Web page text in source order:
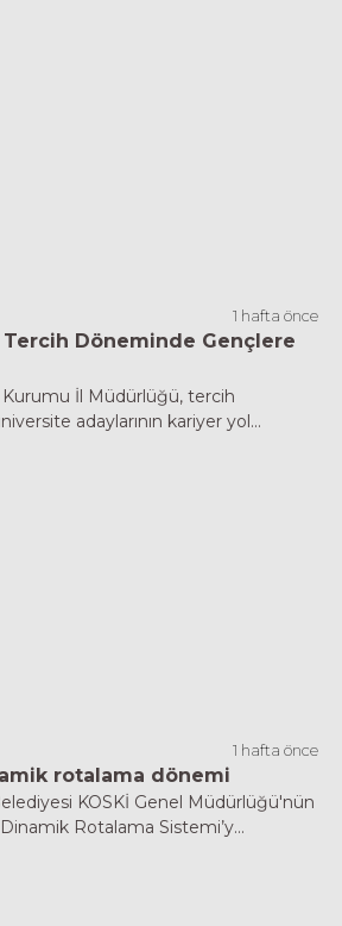
1 hafta önce
Döneminde Gençlere
Kurumu İl Müdürlüğü, tercih
adaylarının kariyer yol...
1 hafta önce
rotalama dönemi
KOSKİ Genel Müdürlüğü'nün
Rotalama Sistemi’y...